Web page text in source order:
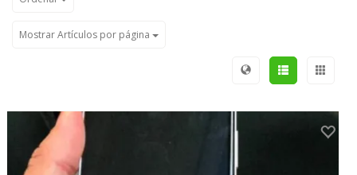
Mostrar Artículos por página